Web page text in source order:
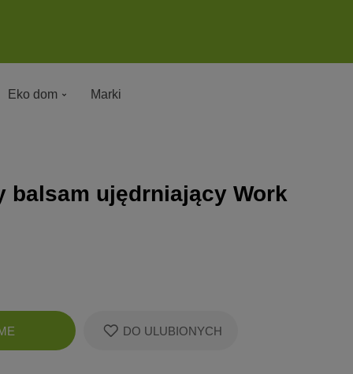
Eko dom Marki
balsam ujędrniający Work
Zobacz
koszykDO ULUBIONYCH